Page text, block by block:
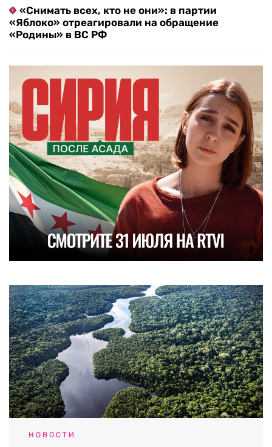
«Снимать всех, кто не они»: в партии
«Яблоко» отреагировали на обращение
«Родины» в ВС РФ
НОВОСТИ